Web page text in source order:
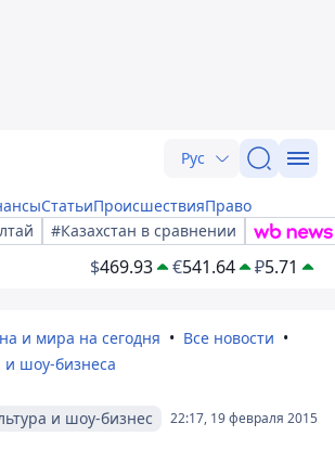
Рус
СтатьиПроисшествияПраво
#Казахстан в сравнении
$469.93 €541.64 ₽5.71
и мира на сегодня
Все новости
и шоу-бизнеса
22:17, 19 февраля 2015
и шоу-бизнес